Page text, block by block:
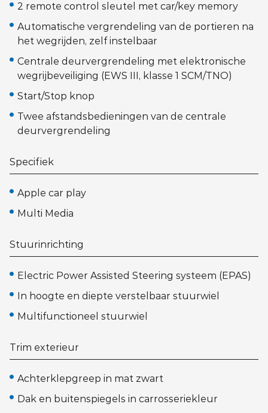
2 remote control sleutel met car/key memory
Automatische vergrendeling van de portieren na
het wegrijden, zelf instelbaar
Centrale deurvergrendeling met elektronische
wegrijbeveiliging (EWS III, klasse 1 SCM/TNO)
Start/Stop knop
Twee afstandsbedieningen van de centrale
deurvergrendeling
Specifiek
Apple car play
Multi Media
Stuurinrichting
Electric Power Assisted Steering systeem (EPAS)
In hoogte en diepte verstelbaar stuurwiel
Multifunctioneel stuurwiel
Trim exterieur
Achterklepgreep in mat zwart
Dak en buitenspiegels in carrosseriekleur